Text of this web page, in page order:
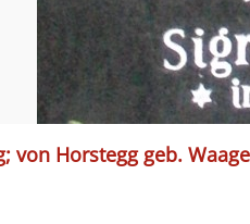
von Horstegg geb.